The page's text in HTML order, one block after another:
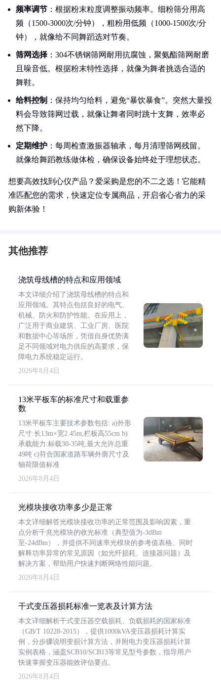
频率调节 ：根据粉末粒度调整振动频率。细粉筛分用高
频（1500-3000次/分钟），粗粉用低频（1000-1500次/分
钟），就像给不同舞蹈选对节奏。
筛网选择 ：304不锈钢筛网耐用抗腐蚀，聚氨酯筛网耐磨
且噪音低。根据粉末特性选择，就像为舞者挑选合适的
舞鞋。
给料控制 ：保持均匀给料，避免“暴饮暴食”。突然大量投
料会导致筛网过载，就像让舞者同时跳十支舞，效率必
然下降。
定期维护 ：每周检查激振器轴承，每月清理筛网残留。
就像给舞蹈教练做体检，确保设备始终处于理想状态。
想要高效找到心仪产品？爱采购是您的不二之选！它能精
准匹配您的需求，快速定位专属商品，开启省心省力的采
购新体验！
其他推荐
浇筑母线槽的特点和应用领域
本文详细介绍了浇筑母线槽的特点和
应用领域。其特点包括良好的电气、
机械、防火和防护性能。在应用上，
广泛用于商业建筑、工业厂房、医院
和数据中心等场所，凭借自身优势满
足不同领域对电力供应的高要求，保
障电力系统稳定运行。
2026年8月4日
13米平板车的标准尺寸和载重参
数
13米平板车主要技术参数包括: a)外形
尺寸:长13m×宽2.45m,栏板高55cm b)
承载能力:标载30-35吨,最大允许总重
49吨 c)符合国家道路车辆外廓尺寸及
轴荷限值标准
2026年8月4日
光模块接收功率多少是正常
本文详细解答光模块接收功率的正常范围及影响因素，重
点分析千兆光模块的收光标准（典型值为-3dBm
至-24dBm），并提供不同速率光模块的参考值表格。同时
解释功率异常的常见原因（如光纤损耗、连接器问题）及
解决方案，帮助用户快速判断网络性能问题。
2026年8月4日
干式变压器损耗标准一览表及计算方法
本文详细解析干式变压器空载损耗、负载损耗的国家标准
（GB/T 10228-2015），提供1000kVA变压器损耗计算实
例，分步骤说明变损计算方法，并附电力变压器损耗计算
实例表格，涵盖SCB10/SCB13等常见型号参数，指导用户
快速掌握变压器能效评估要点。
2026年8月4日